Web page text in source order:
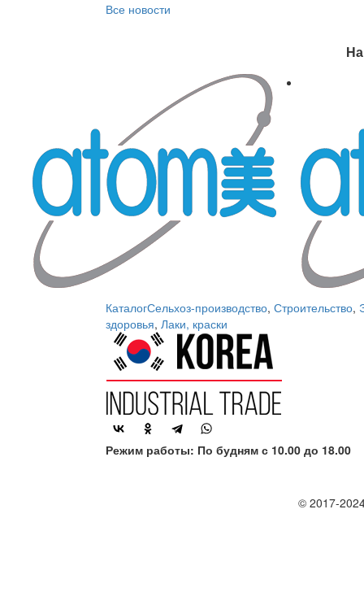
Все новости
КаталогСельхоз-производство, Строительство,
здоровья, Лаки, краски
Режим работы: По будням с 10.00 до 18.00
© 2017-